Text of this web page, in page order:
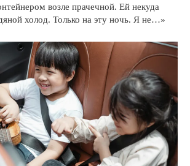
возле прачечной. Ей некуда
холод. Только на эту ночь. Я не…»